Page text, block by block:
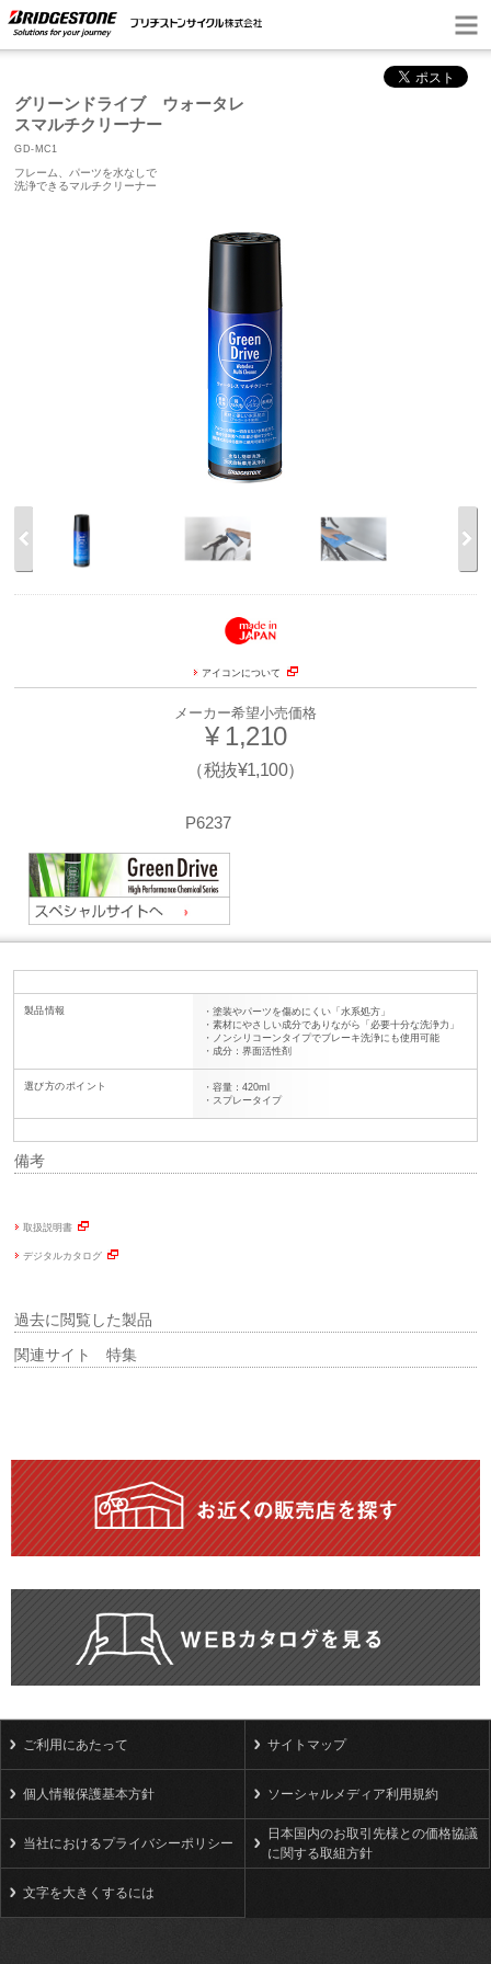
グリーンドライブ ウォータレ
スマルチクリーナー
GD-MC1
フレーム、パーツを水なしで
洗浄できるマルチクリーナー
アイコンについて
メーカー希望小売価格
¥ 1,210
（税抜¥1,100）
P6237
製品情報
・塗装やパーツを傷めにくい「水系処方」
・素材にやさしい成分でありながら「必要十分な洗浄力」
・ノンシリコーンタイプでブレーキ洗浄にも使用可能
・成分：界面活性剤
選び方のポイント
・容量：420ml
・スプレータイプ
備考
取扱説明書
デジタルカタログ
過去に閲覧した製品
関連サイト 特集
ご利用にあたって サイトマップ
個人情報保護基本方針 ソーシャルメディア利用規約
当社におけるプライバシーポリシー
日本国内のお取引先様との価格協議
に関する取組方針
文字を大きくするには